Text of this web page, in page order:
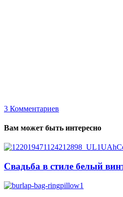
3 Комментариев
Вам может быть интересно
Свадьба в стиле белый